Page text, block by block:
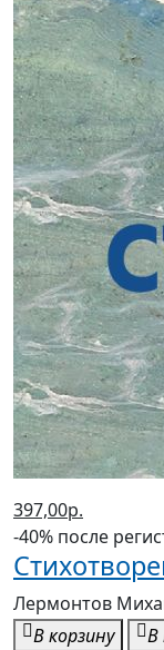
397,00р.
-40% после
Лермонтов
В корзину
В